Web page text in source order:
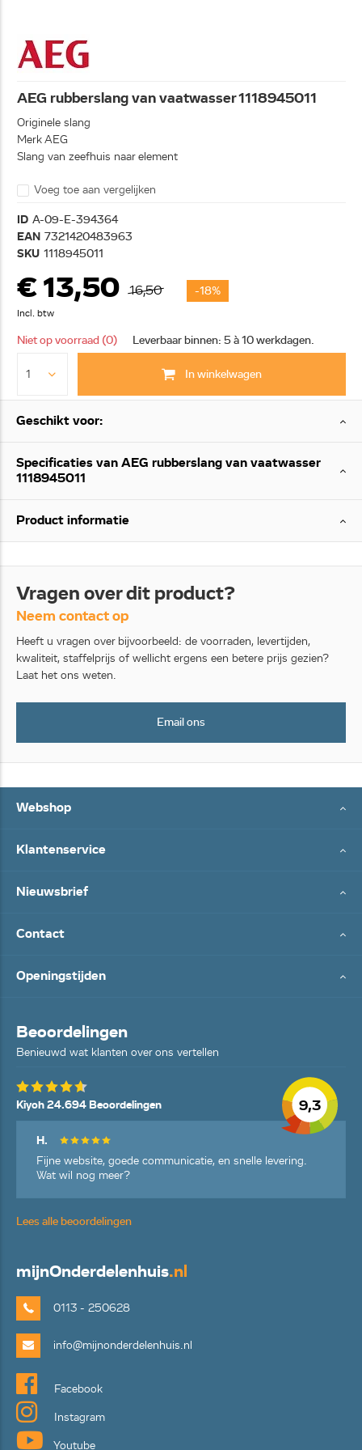
AEG rubberslang van vaatwasser 1118945011
Originele slang
Merk AEG
Slang van zeefhuis naar element
Voeg toe aan vergelijken
ID A-09-E-394364
EAN 7321420483963
SKU 1118945011
€ 13,50 16,50 -18%
Incl. btw
Niet op voorraad (0) Leverbaar binnen: 5 à 10 werkdagen.
In winkelwagen
Geschikt voor:
Specificaties van AEG rubberslang van vaatwasser
1118945011
Product informatie
Vragen over dit product?
Neem contact op
Heeft u vragen over bijvoorbeeld: de voorraden, levertijden,
kwaliteit, staffelprijs of wellicht ergens een betere prijs gezien?
Laat het ons weten.
Email ons
Webshop
Klantenservice
Nieuwsbrief
Contact
Openingstijden
Beoordelingen
Benieuwd wat klanten over ons vertellen
9,3
Kiyoh 24.694 Beoordelingen
H.
Fijne website, goede communicatie, en snelle levering.
Wat wil nog meer?
Lees alle beoordelingen
mijnOnderdelenhuis.nl
0113 - 250628
info@mijnonderdelenhuis.nl
Facebook
Instagram
Youtube